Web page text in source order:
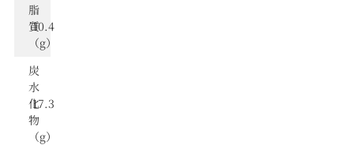
脂
質
（g）
10.4
炭
⽔
化
物
（g）
17.3